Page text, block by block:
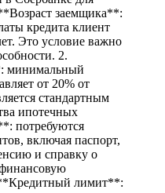
заемщика**:
кредита клиент
Это условие важно
2.
минимальный
от 20% от
стандартным
ипотечных
потребуются
включая паспорт,
и справку о
**Кредитный лимит**: